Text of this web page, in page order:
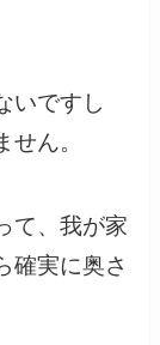
いですし
せん。
て、我が家
確実に奥さ